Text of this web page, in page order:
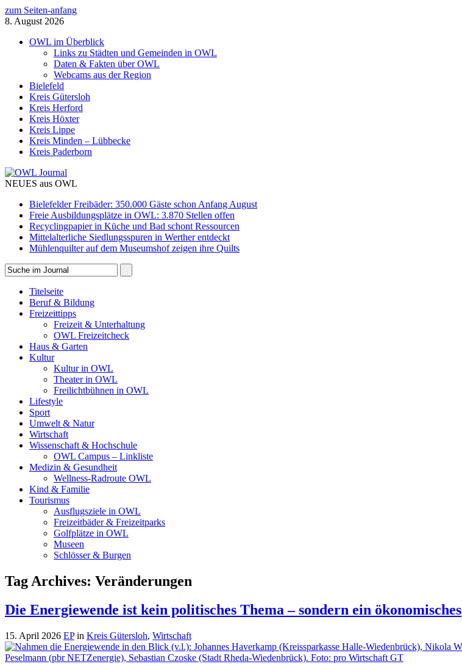
zum Seiten-anfang
8. August 2026
OWL im Überblick
Links zu Städten und Gemeinden in OWL
Daten & Fakten über OWL
Webcams aus der Region
Bielefeld
Kreis Gütersloh
Kreis Herford
Kreis Höxter
Kreis Lippe
Kreis Minden – Lübbecke
Kreis Paderborn
NEUES aus OWL
Bielefelder Freibäder: 350.000 Gäste schon Anfang August
Freie Ausbildungsplätze in OWL: 3.870 Stellen offen
Recyclingpapier in Küche und Bad schont Ressourcen
Mittelalterliche Siedlungsspuren in Werther entdeckt
Mühlenquilter auf dem Museumshof zeigen ihre Quilts
Titelseite
Beruf & Bildung
Freizeittipps
Freizeit & Unterhaltung
OWL Freizeitcheck
Haus & Garten
Kultur
Kultur in OWL
Theater in OWL
Freilichtbühnen in OWL
Lifestyle
Sport
Umwelt & Natur
Wirtschaft
Wissenschaft & Hochschule
OWL Campus – Linkliste
Medizin & Gesundheit
Wellness-Radroute OWL
Kind & Familie
Tourismus
Ausflugsziele in OWL
Freizeitbäder & Freizeitparks
Golfplätze in OWL
Museen
Schlösser & Burgen
Tag Archives: Veränderungen
Die Energiewende ist kein politisches Thema – sondern ein ökonomisches
15. April 2026 EPin Kreis Gütersloh, Wirtschaft